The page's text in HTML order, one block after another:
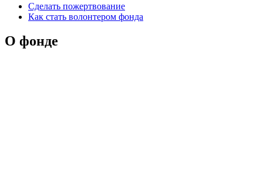
Сделать пожертвование
Как стать волонтером фонда
О фонде